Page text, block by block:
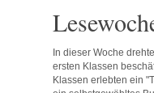
In dieser Woche
ersten Klassen
Klassen erlebten ein